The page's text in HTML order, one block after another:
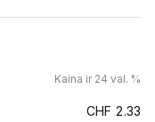
Kaina ir 24 val. %
CHF 2.33